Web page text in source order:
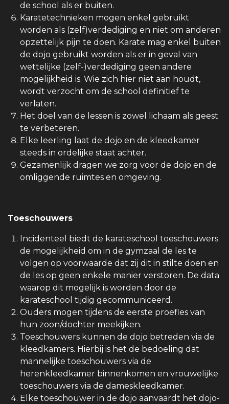
de school als er buiten.
Karatetechnieken mogen enkel gebruikt
worden als (zelf)verdediging en niet om anderen
opzettelijk pijn te doen. Karate mag enkel buiten
de dojo gebruikt worden als er in geval van
wettelijke (zelf-)verdediging geen andere
mogelijkheid is. Wie zich hier niet aan houdt,
wordt verzocht om de school definitief te
verlaten.
Het doel van de lessen is zowel lichaam als geest
te verbeteren.
Elke leerling laat de dojo en de kleedkamer
steeds in ordelijke staat achter.
Gezamenlijk dragen we zorg voor de dojo en de
omliggende ruimtes en omgeving.
Toeschouwers
Incidenteel biedt de karateschool toeschouwers
de mogelijkheid om in de gymzaal de les te
volgen op voorwaarde dat zij dit in stilte doen en
de les op geen enkele manier verstoren. De data
waarop dit mogelijk is worden door de
karateschool tijdig gecommuniceerd.
Ouders mogen tijdens de eerste proefles van
hun zoon/dochter meekijken.
Toeschouwers kunnen de dojo betreden via de
kleedkamers. Hierbij is het de bedoeling dat
mannelijke toeschouwers via de
herenkleedkamer binnenkomen en vrouwelijke
toeschouwers via de dameskleedkamer.
Elke toeschouwer in de dojo aanvaardt het dojo-